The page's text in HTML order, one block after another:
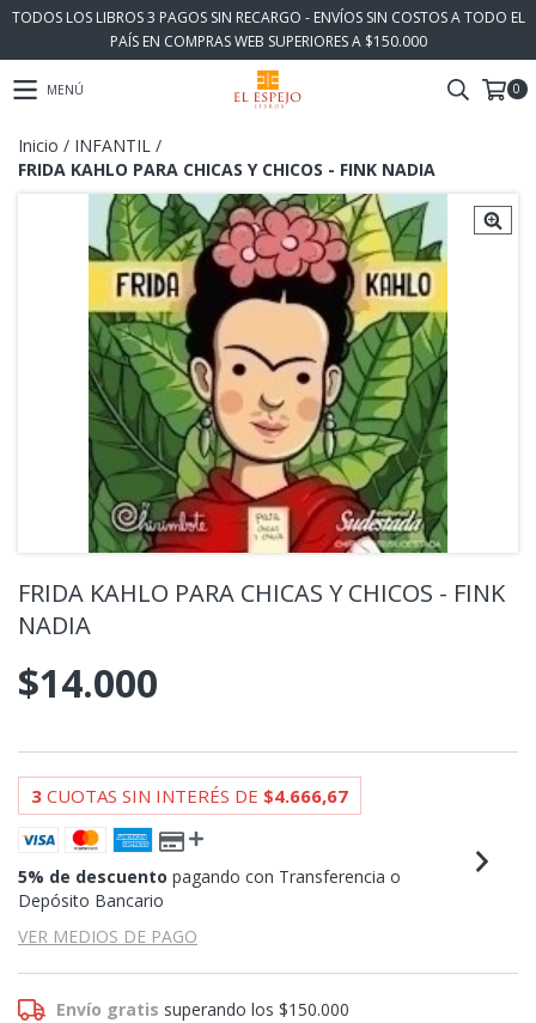
TODOS LOS LIBROS 3 PAGOS SIN RECARGO - ENVÍOS SIN COSTOS A TODO EL
PAÍS EN COMPRAS WEB SUPERIORES A $150.000
MENÚ 0
Inicio / INFANTIL /
FRIDA KAHLO PARA CHICAS Y CHICOS - FINK NADIA
FRIDA KAHLO PARA CHICAS Y CHICOS - FINK
NADIA
$14.000
3 CUOTAS SIN INTERÉS DE $4.666,67
5% de descuento pagando con Transferencia o
Depósito Bancario
VER MEDIOS DE PAGO
Envío gratis superando los$150.000